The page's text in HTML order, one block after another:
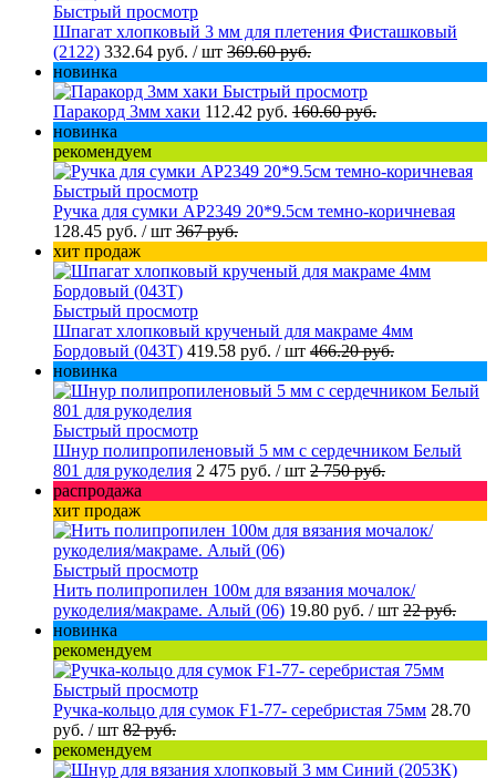
Быстрый просмотр
Шпагат хлопковый 3 мм для плетения Фисташковый
(2122) 332.64 руб. / шт 369.60 руб.
новинка
Быстрый просмотр
Паракорд 3мм хаки 112.42 руб. 160.60 руб.
новинка
рекомендуем
Быстрый просмотр
Ручка для сумки AP2349 20*9.5см темно-коричневая
128.45 руб. / шт 367 руб.
хит продаж
Быстрый просмотр
Шпагат хлопковый крученый для макраме 4мм
Бордовый (043Т) 419.58 руб. / шт 466.20 руб.
новинка
Быстрый просмотр
Шнур полипропиленовый 5 мм с сердечником Белый
801 для рукоделия 2 475 руб. / шт 2 750 руб.
распродажа
хит продаж
Быстрый просмотр
Нить полипропилен 100м для вязания мочалок/
рукоделия/макраме. Алый (06) 19.80 руб. / шт 22 руб.
новинка
рекомендуем
Быстрый просмотр
Ручка-кольцо для сумок F1-77- серебристая 75мм 28.70
руб. / шт 82 руб.
рекомендуем